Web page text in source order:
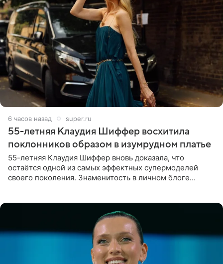
6 часов назад super.ru
55-летняя Клаудия Шиффер восхитила
поклонников образом в изумрудном платье
55-летняя Клаудия Шиффер вновь доказала, что
остаётся одной из самых эффектных супермоделей
своего поколения. Знаменитость в личном блоге